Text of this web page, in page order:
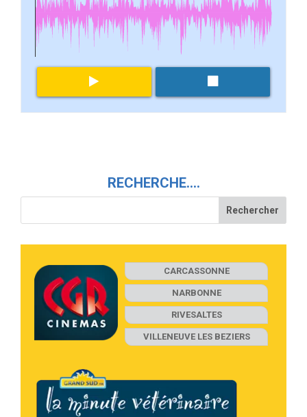
RECHERCHE….
CARCASSONNE
NARBONNE
RIVESALTES
VILLENEUVE LES BEZIERS